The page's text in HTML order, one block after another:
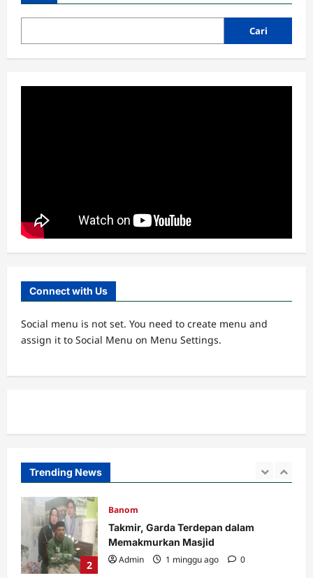
Cari
Connect with Us
Social menu is not set. You need to create menu and
assign it to Social Menu on Menu Settings.
Trending News
KINERJA UPZIS
5
MWC
Ribuan Warga Nahdliyin Padati Haul
Banom
LOMBA BILAL JUMAT, INI KETENTUAN
Admin
4 hari ago 0
2
Takmir, Garda Terdepan dalam
3
Cabang
RAKOR IKHTIAR TINGKATKAN
KINERJA UPZIS
Admin
2 minggu ago 0